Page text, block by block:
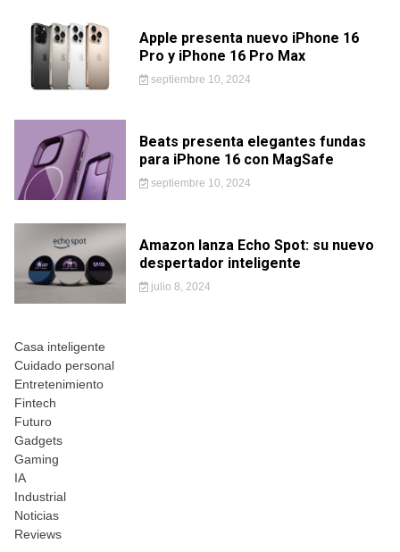
Apple presenta nuevo iPhone 16
Pro y iPhone 16 Pro Max
septiembre 10, 2024
Beats presenta elegantes fundas
para iPhone 16 con MagSafe
septiembre 10, 2024
Amazon lanza Echo Spot: su nuevo
despertador inteligente
julio 8, 2024
Casa inteligente
Cuidado personal
Entretenimiento
Fintech
Futuro
Gadgets
Gaming
IA
Industrial
Noticias
Reviews